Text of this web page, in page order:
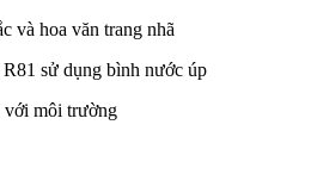
và hoa văn trang nhã
sử dụng bình nước úp
với môi trường